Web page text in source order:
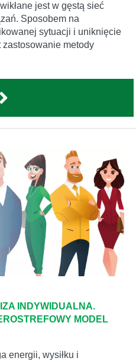
jest w gęstą sieć
Sposobem na
sytuacji i uniknięcie
metody
INDYWIDUALNA.
MODEL
energii, wysiłku i